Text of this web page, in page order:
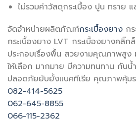
ไม่รวมค่าวัสดุกระเบื้อง ปูน ทราย
จัดจำหน่ายผลิตภัณฑ์กระเบื้องยาง ก
กระเบื้องยาง LVT กระเบื้องยางคลิ๊
ประกอบเรื่องพื้น สวยงามคุณภาพสูง
ให้เลือก มากมาย มีความทนทาน กัน
ปลอดภัยยับยั้งแบคทีเรีย คุณภาพคุ้ม
082-414-5625
062-645-8855
066-115-2362